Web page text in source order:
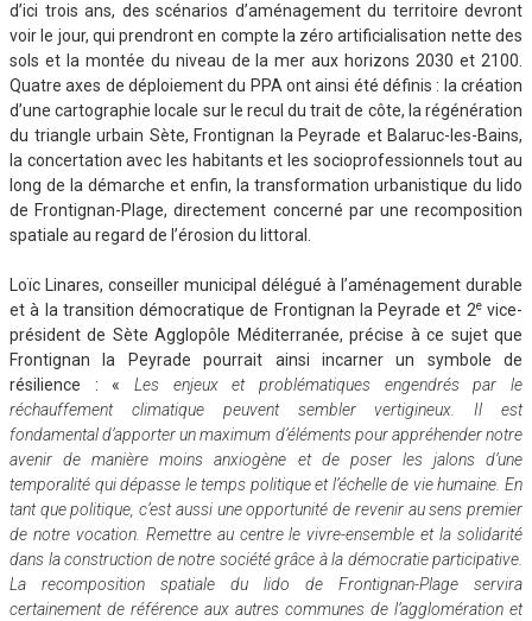
d’ici trois ans, des scénarios d’aménagement du territoire devront
voir le jour, qui prendront en compte la zéro artificialisation nette des
sols et la montée du niveau de la mer aux horizons 2030 et 2100.
Quatre axes de déploiement du PPA ont ainsi été définis : la création
d’une cartographie locale sur le recul du trait de côte, la régénération
du triangle urbain Sète, Frontignan la Peyrade et Balaruc-les-Bains,
la concertation avec les habitants et les socioprofessionnels tout au
long de la démarche et enfin, la transformation urbanistique du lido
de Frontignan-Plage, directement concerné par une recomposition
spatiale au regard de l’érosion du littoral.
Loïc Linares, conseiller municipal délégué à l’aménagement durable
et à la transition démocratique de Frontignan la Peyrade et 2evice-
président de Sète Agglopôle Méditerranée, précise à ce sujet que
Frontignan la Peyrade pourrait ainsi incarner un symbole de
résilience : « Les enjeux et problématiques engendrés par le
réchauffement climatique peuvent sembler vertigineux. Il est
fondamental d’apporter un maximum d’éléments pour appréhender notre
avenir de manière moins anxiogène et de poser les jalons d’une
temporalité qui dépasse le temps politique et l’échelle de vie humaine. En
tant que politique, c’est aussi une opportunité de revenir au sens premier
de notre vocation. Remettre au centre le vivre-ensemble et la solidarité
dans la construction de notre société grâce à la démocratie participative.
La recomposition spatiale du lido de Frontignan-Plage servira
certainement de référence aux autres communes de l’agglomération et